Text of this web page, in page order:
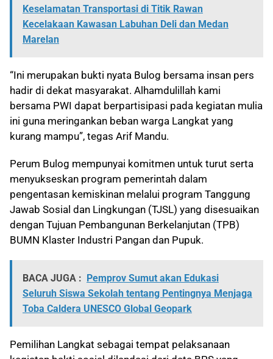
Keselamatan Transportasi di Titik Rawan
Kecelakaan Kawasan Labuhan Deli dan Medan
Marelan
“Ini merupakan bukti nyata Bulog bersama insan pers
hadir di dekat masyarakat. Alhamdulillah kami
bersama PWI dapat berpartisipasi pada kegiatan mulia
ini guna meringankan beban warga Langkat yang
kurang mampu”, tegas Arif Mandu.
Perum Bulog mempunyai komitmen untuk turut serta
menyukseskan program pemerintah dalam
pengentasan kemiskinan melalui program Tanggung
Jawab Sosial dan Lingkungan (TJSL) yang disesuaikan
dengan Tujuan Pembangunan Berkelanjutan (TPB)
BUMN Klaster Industri Pangan dan Pupuk.
BACA JUGA : Pemprov Sumut akan Edukasi
Seluruh Siswa Sekolah tentang Pentingnya Menjaga
Toba Caldera UNESCO Global Geopark
Pemilihan Langkat sebagai tempat pelaksanaan